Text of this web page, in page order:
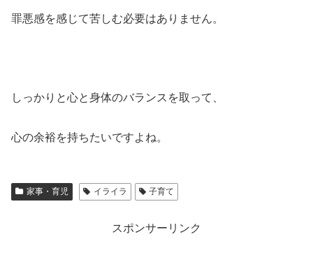
罪悪感を感じて苦しむ必要はありません。
しっかりと心と身体のバランスを取って、
心の余裕を持ちたいですよね。
家事・育児 イライラ 子育て
スポンサーリンク